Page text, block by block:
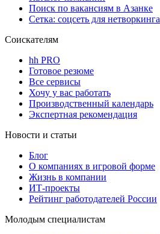
Поиск по вакансиям в Азанке
Сетка: соцсеть для нетворкинга
Соискателям
hh PRO
Готовое резюме
Все сервисы
Хочу у вас работать
Производственный календарь
Экспертная рекомендация
Новости и статьи
Блог
О компаниях в игровой форме
Жизнь в компании
ИТ-проекты
Рейтинг работодателей России
Молодым специалистам